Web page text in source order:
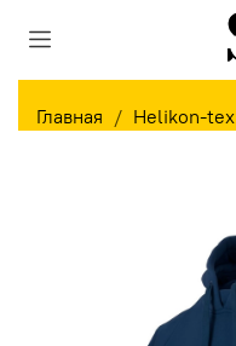
Главная Helikon-tex